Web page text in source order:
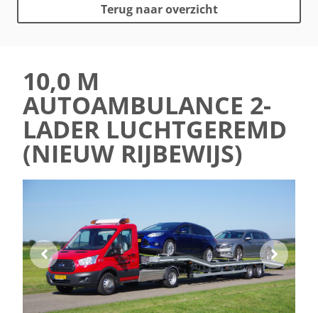
Terug naar overzicht
10,0 M
AUTOAMBULANCE 2-
LADER LUCHTGEREMD
(NIEUW RIJBEWIJS)